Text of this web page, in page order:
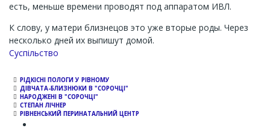
есть, меньше времени проводят под аппаратом ИВЛ.
К слову, у матери близнецов это уже вторые роды. Через
несколько дней их выпишут домой.
Суспільство
РІДКІСНІ ПОЛОГИ У РІВНОМУ
ДІВЧАТА-БЛИЗНЮКИ В "СОРОЧЦІ"
НАРОДЖЕНІ В "СОРОЧЦІ"
СТЕПАН ЛІЧНЕР
РІВНЕНСЬКИЙ ПЕРИНАТАЛЬНИЙ ЦЕНТР